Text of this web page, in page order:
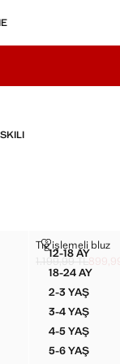
Bedenler
12-18 AY
TIĞ
18-24 AY
TIĞ
2-3 YAŞ
TIĞ
3-4 YAŞ
TIĞ
4-5 YAŞ
TIĞ
5-6 YAŞ
TIĞ
Tığ işlemeli bluz
TIĞ IŞLEMELI
Üstü çizili ilk fiyat
1.199,99 TL
Güncel fiyat899,99